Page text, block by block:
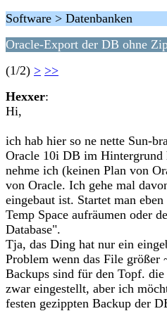
Software > Datenbanken
Oracle-Export der DB ohne
(1/2) > >>
Hexxer:
Hi,
ich hab hier so ne nette Sun-
Oracle 10i DB im
nehme ich (keinen Plan von
von Oracle. Ich gehe mal
eingebaut ist. Startet man
Temp Space aufräumen oder
Database".
Tja, das Ding hat nur ein
Problem wenn das File größer
Backups sind für den Topf.
zwar eingestellt, aber ich
festen gezippten Backup der